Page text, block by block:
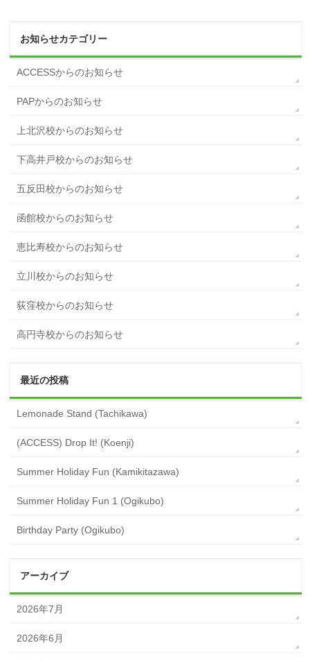
お知らせカテゴリー
ACCESSからのお知らせ
PAPからのお知らせ
上北沢校からのお知らせ
下高井戸校からのお知らせ
五反田校からのお知らせ
函館校からのお知らせ
恵比寿校からのお知らせ
立川校からのお知らせ
荻窪校からのお知らせ
高円寺校からのお知らせ
最近の投稿
Lemonade Stand (Tachikawa)
(ACCESS) Drop It! (Koenji)
Summer Holiday Fun (Kamikitazawa)
Summer Holiday Fun 1 (Ogikubo)
Birthday Party (Ogikubo)
アーカイブ
2026年7月
2026年6月